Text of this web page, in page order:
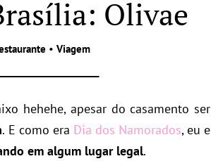
Olivae
• Viagem
hehehe, apesar do casamento ser
. E como era Dia dos Namorados, eu e
em algum lugar legal.